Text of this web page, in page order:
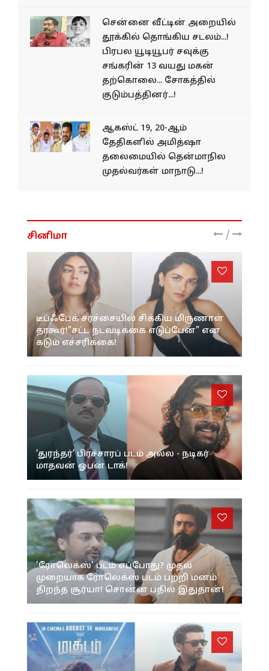
சென்னை வீட்டின் அறையில்
தூக்கில் தொங்கிய சடலம்...!
பிரபல யூடியூபர் சவுக்கு
சங்கரின் 13 வயது மகன்
தற்கொலை... சோகத்தில்
குடும்பத்தினர்...!
ஆகஸ்ட் 19, 20-ஆம்
தேதிகளில் அமித்ஷா
தலைமையில் தென்மாநில
முதல்வர்கள் மாநாடு...!
சினிமா /
டீப்ஃபேக் சர்ச்சையில் சிக்கிய மிருணாள்
தாகூர்!"சட்ட நடவடிக்கை எடுப்பேன்" என
கடும் எச்சரிக்கை!
‘துரந்தர்’ பிரச்சாரப் படம் அல்ல - நடிகர்
மாதவன் ஓபன் டாக்!
'ரோலெக்ஸ்' படம் எப்போது? முதல்
முறையாக ரோலெக்ஸ் படம் பற்றி மனம்
திறந்த சூர்யா! சொன்ன பதில் இதுதான்!